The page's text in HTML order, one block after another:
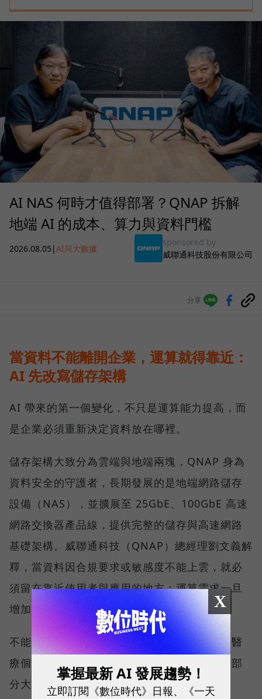
AI NAS 何時才值得部署？QNAP 拆解
地端 AI 的成本、算力與資料門檻
2026.08.05 |AI與大數據
sponsored by
威聯通科技股份有限公司
分享
當資料不能離開企業，運算就得靠近：
AI 先改寫儲存架構
AI 帶來的第一個變化，不只是運算能力提高，而
是企業必須重新決定資料放在哪裡。
儲存架構大致分為雲端與地端兩塊，QNAP 身為
資料安全的守護者，長期發展的是地端網路儲存
設備（NAS），並擴展至 25GbE、100GbE 高速
網路交換器產品線，提供完整的儲存與高速網路
基礎架構。威聯通科技（QNAP）總經理劉文義解
釋，當資料因合規要求或敏感度不能上雲，就必
須留在靠近使用者與應用的地方；運算需求一旦
增加，承接資料的裝置也自然被推向地端 AI。
不能上雲的名單比想像中長。醫療業持有大量醫
療個資，金融與保險業受到合規與法規限制，部
分大學院校與設計公司也不希望資料被雲端存
X
掌握最新 AI 發展趨勢！
立即訂閱《數位時代》日報、《一天